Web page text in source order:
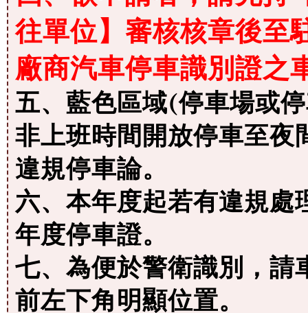
往單位】審核核章後至
廠商汽車停車識別證之
五、藍色區域(停車場或
非上班時間開放停車至夜
違規停車論。
六、本年度起若有違規處
年度停車證。
七、為便於警衛識別，請
前左下角明顯位置。